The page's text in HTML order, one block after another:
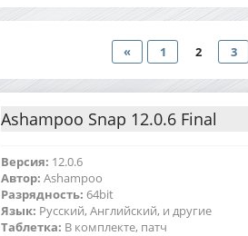
« 1 2 3
Ashampoo Snap 12.0.6 Final
Версия: 12.0.6
Автор: Ashampoo
Разрядность: 64bit
Язык: Русский, Английский, и другие
Таблетка: В комплекте, патч